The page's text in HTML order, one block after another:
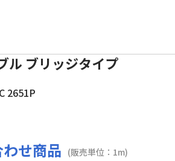
ル ブリッジタイプ
2651P
せ商品 (販売単位：1m)